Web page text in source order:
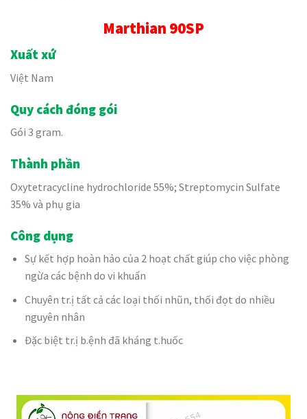
Marthian 90SP
Xuất xứ
Việt Nam
Quy cách đóng gói
Gói 3 gram.
Thành phần
Oxytetracycline hydrochloride 55%; Streptomycin Sulfate
35% và phụ gia
Công dụng
Sự kết hợp hoàn hảo của 2 hoạt chất giúp cho việc phòng
ngừa các bệnh do vi khuẩn
Chuyên tr.ị tất cả các loại thối nhũn, thối đọt do nhiều
nguyên nhân
Đặc biệt tr.ị b.ệnh đã kháng t.huốc